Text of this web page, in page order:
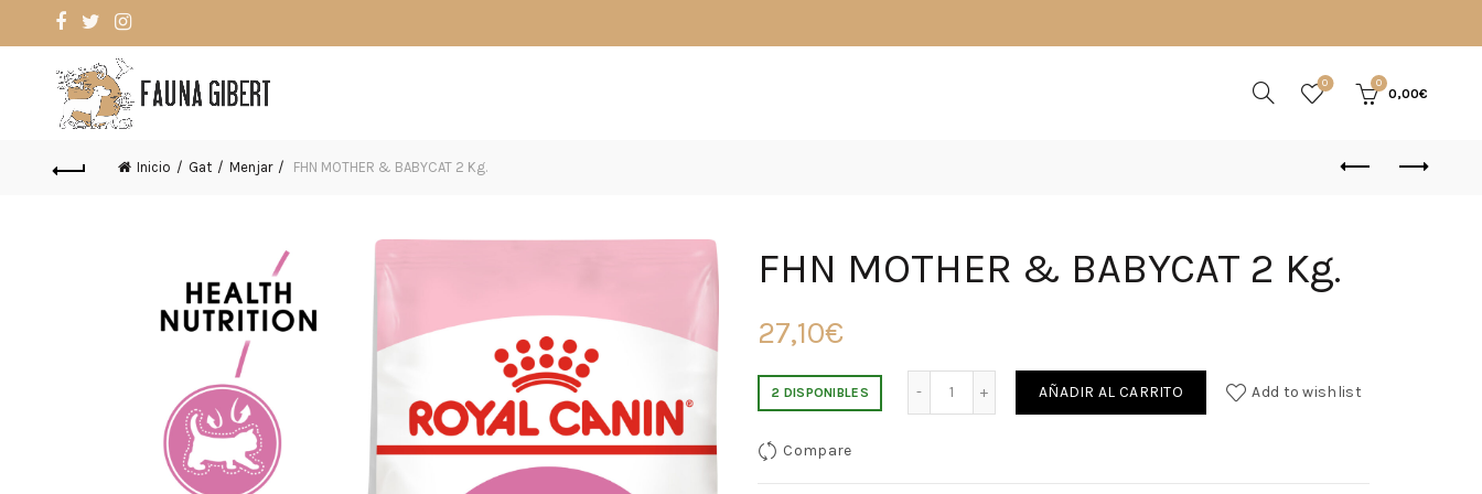
0 0
0,00€
Inicio Gat Menjar FHN MOTHER & BABYCAT 2 Kg.
FHN MOTHER & BABYCAT 2 Kg.
27,10€
2 DISPONIBLES AÑADIR AL CARRITO Add to wishlist
Compare